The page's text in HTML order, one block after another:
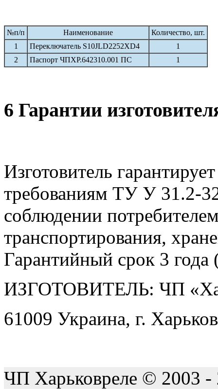
№п/п Наименование
Количество, шт.
1
Переключатель S10JLD2252XD4
1
2
Паспорт ЧПХР.642310.001 ПС 1
6 Гарантии
Изготовитель
требованиям ТУ У 31.2-
соблюдении
транспортирования,
Гарантийный срок 3 года
ИЗГОТОВИТЕЛЬ: ЧП
61009 Украина, г.
ЧП Харьковреле © 2003 -